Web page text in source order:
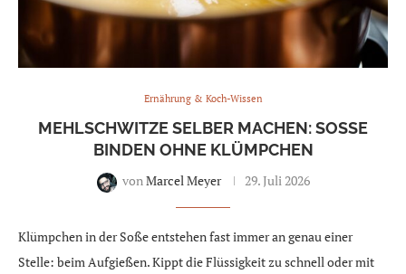
Ernährung & Koch-Wissen
MEHLSCHWITZE SELBER MACHEN: SOSSE B
INDEN OHNE KLÜMPCHEN
vonMarcel Meyer 29. Juli 2026
Klümpchen in der Soße entstehen fast immer an genau einer
Stelle: beim Aufgießen. Kippt die Flüssigkeit zu schnell oder mit